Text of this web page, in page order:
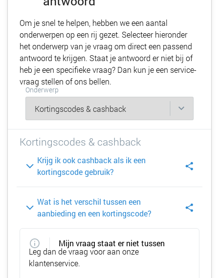
Om je snel te helpen, hebben we een aantal
onderwerpen op een rij gezet. Selecteer hieronder
het onderwerp van je vraag om direct een passend
antwoord te krijgen. Staat je antwoord er niet bij of
heb je een specifieke vraag? Dan kun je een service-
vraag stellen of ons bellen.
Onderwerp
Kortingscodes & cashback
Krijg ik ook cashback als ik een
kortingscode gebruik?
Wat is het verschil tussen een
aanbieding en een kortingscode?
Mijn vraag staat er niet tussen
Leg dan de vraag voor aan onze
klantenservice.